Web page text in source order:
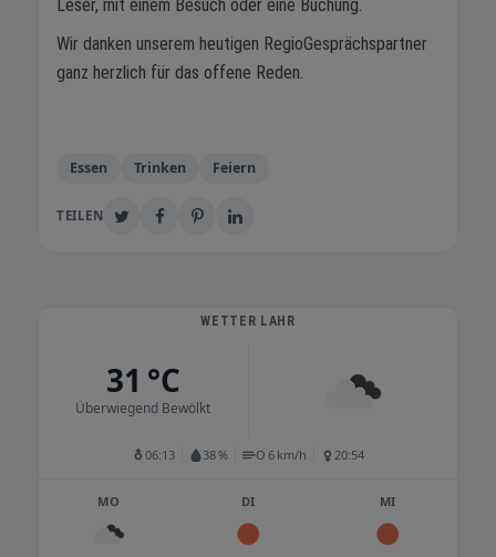
Leser, mit einem Besuch oder eine Buchung.
Wir danken unserem heutigen RegioGesprächspartner
ganz herzlich für das offene Reden.
Essen Trinken Feiern
TEILEN
WETTER LAHR
31 °C
Überwiegend Bewölkt
06:13 38 % O 6 km/h 20:54
MO DI MI